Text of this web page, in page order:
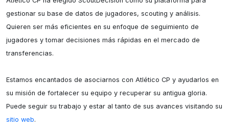
gestionar su base de datos de jugadores, scouting y análisis.
Quieren ser más eficientes en su enfoque de seguimiento de
jugadores y tomar decisiones más rápidas en el mercado de
transferencias.
Estamos encantados de asociarnos con Atlético CP y ayudarlos en
su misión de fortalecer su equipo y recuperar su antigua gloria.
sitio web.